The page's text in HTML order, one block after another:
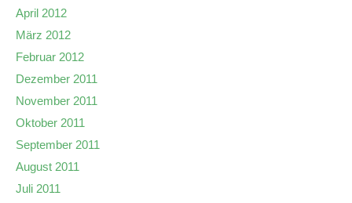
April 2012
März 2012
Februar 2012
Dezember 2011
November 2011
Oktober 2011
September 2011
August 2011
Juli 2011